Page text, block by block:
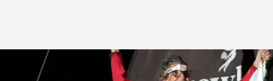
Pilar Pasanau tras cumplir su reto. Imagen: Mikio Tsunekawa